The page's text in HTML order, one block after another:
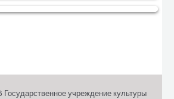
учреждение культуры